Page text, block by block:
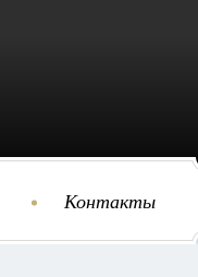
Контакты